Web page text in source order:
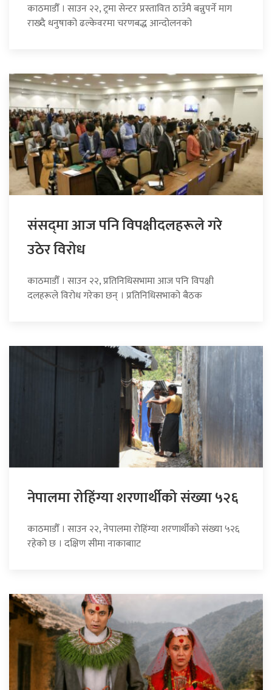
काठमाडौँ । साउन २२, ट्रमा सेन्टर प्रस्तावित ठाउँमै बन्नुपर्ने माग
राख्दै धनुषाको ढल्केवरमा चरणबद्ध आन्दोलनको
संसद्‍मा आज पनि विपक्षीदलहरूले गरे
उठेर विरोध
काठमाडौँ । साउन २२, प्रतिनिधिसभामा आज पनि विपक्षी
दलहरूले विरोध गरेका छन् । प्रतिनिधिसभाको बैठक
नेपालमा रोहिंग्या शरणार्थीको संख्या ५२६
काठमाडौँ । साउन २२, नेपालमा रोहिंग्या शरणार्थीको संख्या ५२६
रहेको छ । दक्षिण सीमा नाकाबााट